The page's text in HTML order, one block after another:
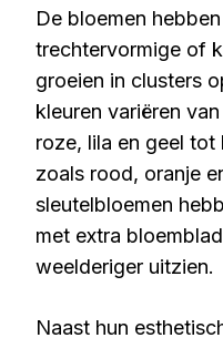
De bloemen
trechtervormige of
groeien in clusters
kleuren variëren
roze, lila en geel tot
zoals rood, oranje
sleutelbloemen
met extra
weelderiger uitzien.
Naast hun